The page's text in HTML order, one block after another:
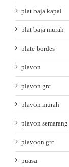
plat baja kapal
plat baja murah
plate bordes
plavon
plavon grc
plavon murah
plavon semarang
plavoon grc
puasa